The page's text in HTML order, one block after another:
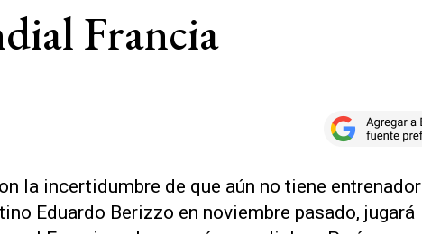
Francia
la incertidumbre de que aún no tiene entrenador
Eduardo Berizzo en noviembre pasado, jugará